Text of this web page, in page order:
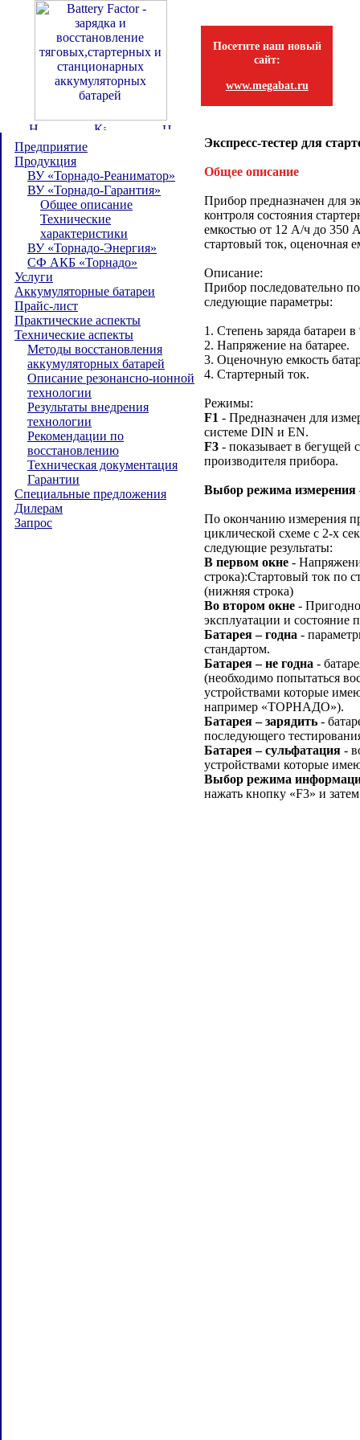
Посетите наш новый
сайт:
www.megabat.ru
Предприятие
Продукция
ВУ «Торнадо-Реаниматор»
ВУ «Торнадо-Гарантия»
Общее описание
Технические
характеристики
ВУ «Торнадо-Энергия»
СФ АКБ «Торнадо»
Услуги
Аккумуляторные батареи
Прайс-лист
Практические аспекты
Технические аспекты
Методы восстановления
аккумуляторных батарей
Описание резонансно-ионной
технологии
Результаты внедрения
технологии
Рекомендации по
восстановлению
Техническая документация
Гарантии
Специальные предложения
Дилерам
Запрос
Экспресс-тестер для
Общее описание
Прибор предназначен для
контроля состояния
емкостью от 12 А/ч до 350
стартовый ток, оценочная
Описание:
Прибор последовательно
следующие параметры:
1. Степень заряда батареи в
2. Напряжение на батарее.
3. Оценочную емкость
4. Стартерный ток.
Режимы:
F1 - Предназначен для
системе DIN и EN.
F3 - показывает в бегущей
производителя прибора.
Выбор режима измерения
По окончанию измерения
циклической схеме с 2-х
следующие результаты:
В первом окне -
строка):Стартовый ток по
(нижняя строка)
Во втором окне -
эксплуатации и состояние
Батарея – годна -
стандартом.
Батарея – не годна -
(необходимо попытаться
устройствами которые
например «ТОРНАДО»).
Батарея – зарядить -
последующего
Батарея – сульфатация -
устройствами которые
Выбор режима
нажать кнопку «F3» и